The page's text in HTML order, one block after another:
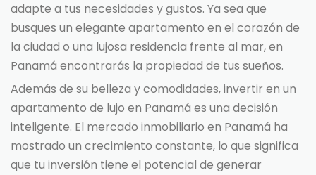
adapte a tus necesidades y gustos. Ya sea que
busques un elegante apartamento en el corazón de
la ciudad o una lujosa residencia frente al mar, en
Panamá encontrarás la propiedad de tus sueños.
Además de su belleza y comodidades, invertir en un
apartamento de lujo en Panamá es una decisión
inteligente. El mercado inmobiliario en Panamá ha
mostrado un crecimiento constante, lo que significa
que tu inversión tiene el potencial de generar